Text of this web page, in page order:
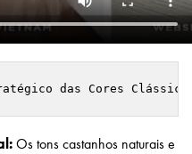
das Cores
Os tons castanhos naturais e